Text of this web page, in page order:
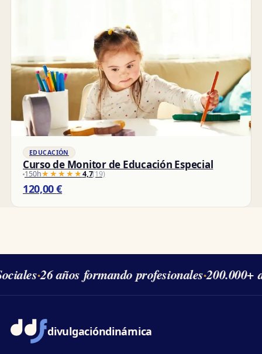
EDUCACIÓN
Curso de Monitor de Educación Especial
150h★★★★★
★★★★★4,7(19)
120,00€
·26 años formando profesionales·200.000+
divulgacióndinámica